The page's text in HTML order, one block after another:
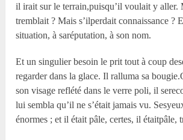
il irait sur le terrain,puisqu’il voulait y aller.
tremblait ? Mais s’ilperdait connaissance ?
situation, à saréputation, à son nom.
Et un singulier besoin le prit tout à coup
regarder dans la glace. Il ralluma sa
son visage reflété dans le verre poli, il
lui sembla qu’il ne s’était jamais vu.
énormes ; et il était pâle, certes, il étaitpâle,